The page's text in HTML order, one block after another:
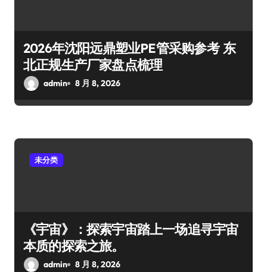
2026年沈阳远鼎塑业PE管采购参考 东
北正规生产厂家盘点梳理
admin 8 月 8, 2026
未分类
《宇宙》：探索宇宙踏上一场追寻宇宙
本质的探索之旅。
admin 8 月 8, 2026